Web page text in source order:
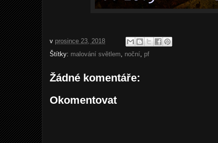
v prosince 23, 2018
Štítky: malování světlem, noční, pf
Žádné komentáře:
Okomentovat